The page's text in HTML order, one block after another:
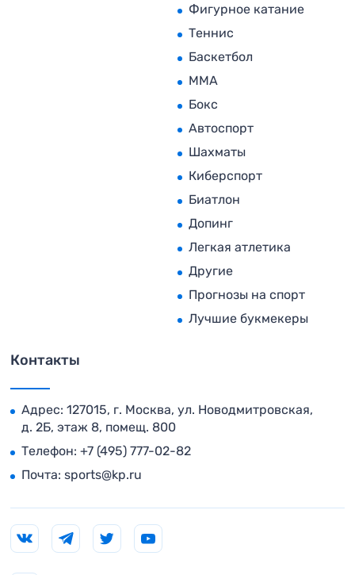
Фигурное катание
Теннис
Баскетбол
MMA
Бокс
Автоспорт
Шахматы
Киберспорт
Биатлон
Допинг
Легкая атлетика
Другие
Прогнозы на спорт
Лучшие букмекеры
Контакты
Адрес: 127015, г. Москва, ул. Новодмитровская,
д. 2Б, этаж 8, помещ. 800
Телефон: +7 (495) 777-02-82
Почта: sports@kp.ru